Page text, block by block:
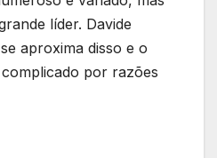
líder. Davide
aproxima disso e o
por razões